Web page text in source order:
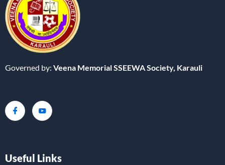
Governed by: Veena Memorial SSEEWA Society, Karauli
Useful Links